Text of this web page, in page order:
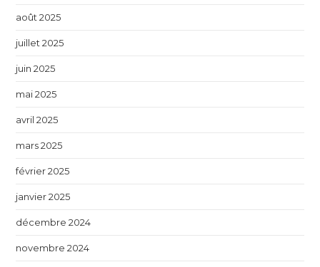
août 2025
juillet 2025
juin 2025
mai 2025
avril 2025
mars 2025
février 2025
janvier 2025
décembre 2024
novembre 2024